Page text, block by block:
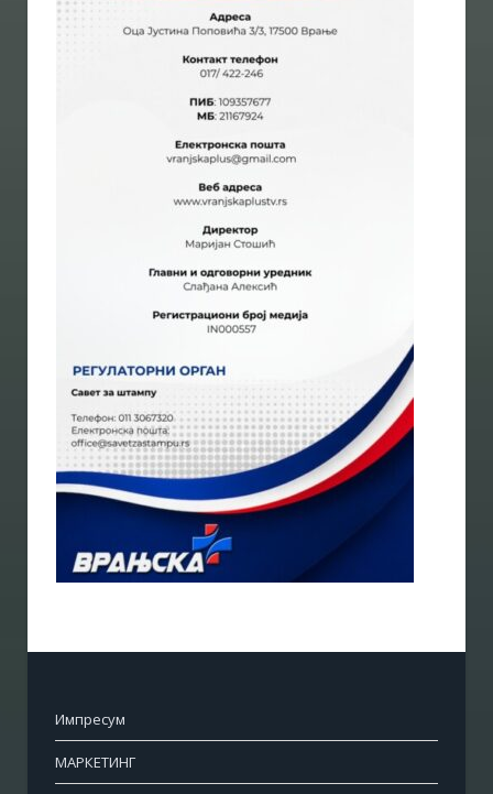
Импресум
МАРКЕТИНГ